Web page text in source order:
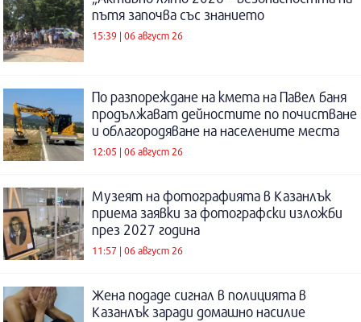
пътя започва със знанието
15:39 | 06 август 26
По разпореждане на кмета на Павел баня
продължават дейностите по почистване
и облагородяване на населените места
12:05 | 06 август 26
Музеят на фотографията в Казанлък
приема заявки за фотографски изложби
през 2027 година
11:57 | 06 август 26
Жена подаде сигнал в полицията в
Казанлък заради домашно насилие